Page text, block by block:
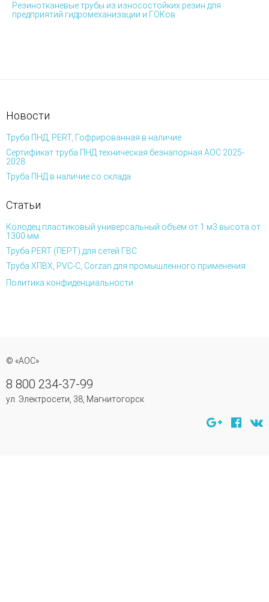
Резинотканевые трубы из износостойких резин для
предприятий гидромеханизации и ГОКов
Новости
Труба ПНД, PERT, Гофрированная в наличие
Сертификат труба ПНД техническая безнапорная АОС 2025-
2028
Труба ПНД в наличие со склада
Статьи
Колодец пластиковый универсальный объем от 1 м3 высота от
1300 мм
Труба PERT (ПЕРТ) для сетей ГВС
Труба ХПВХ, PVC-C, Corzan для промышленного применения
Политика конфиденциальности
© «АОС»
8 800 234-37-99
ул. Электросети, 38, Магнитогорск